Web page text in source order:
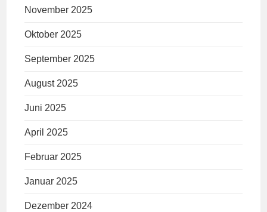
November 2025
Oktober 2025
September 2025
August 2025
Juni 2025
April 2025
Februar 2025
Januar 2025
Dezember 2024